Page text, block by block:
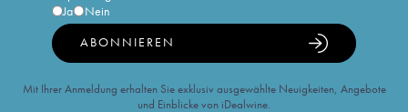
Ja
Nein
ABONNIEREN
Mit Ihrer Anmeldung erhalten Sie exklusiv ausgewählte Neuigkeiten, Angebote
und Einblicke von iDealwine.